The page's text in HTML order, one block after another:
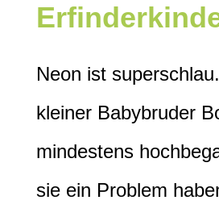
Neon ist
kleiner Babybruder
mindestens
sie ein Problem